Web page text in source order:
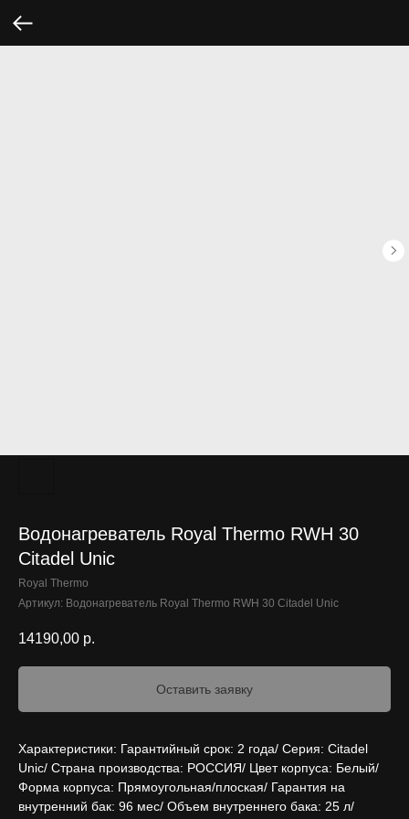
Водонагреватель Royal Thermo RWH 30
Citadel Unic
Royal Thermo
Артикул: Водонагреватель Royal Thermo RWH 30 Citadel Unic
14190,00 р.
Оставить заявку
Характеристики: Гарантийный срок: 2 года/ Серия: Citadel
Unic/ Страна производства: РОССИЯ/ Цвет корпуса: Белый/
Форма корпуса: Прямоугольная/плоская/ Гарантия на
внутренний бак: 96 мес/ Объем внутреннего бака: 25 л/